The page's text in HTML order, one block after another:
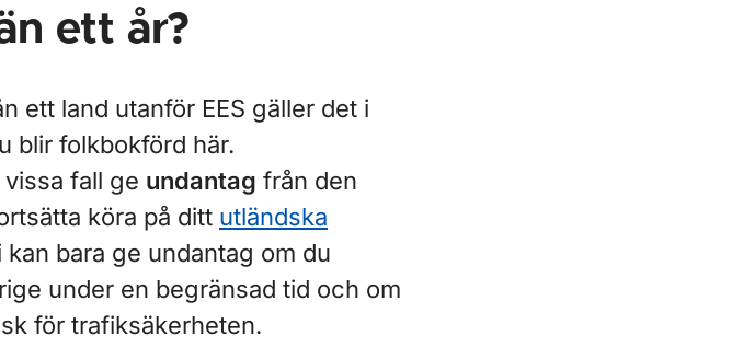
ett år?
ett land utanför EES gäller det i
blir folkbokförd här.
fall ge undantag från den
köra på ditt utländska
kan bara ge undantag om du
under en begränsad tid och om
för trafiksäkerheten.